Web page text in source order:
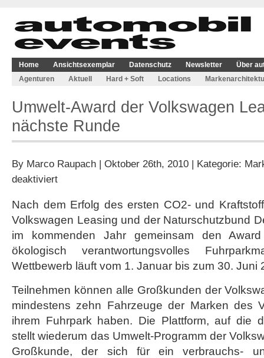
Home Ansichtsexemplar Datenschutz Newsletter
Über
Agenturen
Aktuell Hard + Soft Locations
Umwelt-Award der Volkswagen
nächste Runde
By Marco Raupach | Oktober 26th, 2010 | Kategorie:
deaktiviertfür
der
Volkswagen
geht
in
nächste
Nach dem Erfolg des ersten CO2- und
Volkswagen Leasing und der Naturschutzbund
im kommenden Jahr gemeinsam den
ökologisch verantwortungsvolles
Wettbewerb läuft vom 1. Januar bis zum 30.
Teilnehmen können alle Großkunden der
mindestens zehn Fahrzeuge der Marken des
ihrem Fuhrpark haben. Die Plattform, auf die
stellt wiederum das Umwelt-Programm der
Großkunde, der sich für ein verbrauchs-